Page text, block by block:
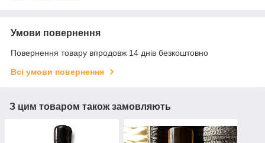
Умови повернення
Повернення товару впродовж 14 днів безкоштовно
Всі умови повернення
З цим товаром також замовляють